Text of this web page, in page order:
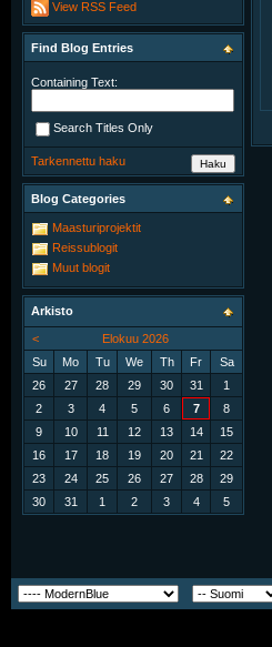
View RSS Feed
Find Blog Entries
Containing Text:
Search Titles Only
Tarkennettu haku
Blog Categories
Maasturiprojektit
Reissublogit
Muut blogit
Arkisto
<
Elokuu 2026
Su
Mo Tu We Th Fr
Sa
26
27 28 29 30 31
1
2
3 4 5 6 7
8
9
10 11 12 13 14
15
16
17 18 19 20 21
22
23
24 25 26 27 28
29
30
31 1 2 3 4 5